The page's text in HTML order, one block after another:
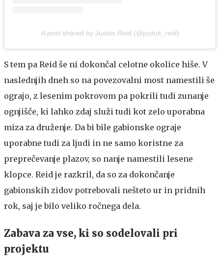
A post shared by Justus Reid (@justus_reid)
S tem pa Reid še ni dokončal celotne okolice hiše. V
naslednjih dneh so na povezovalni most namestili še
ograjo, z lesenim pokrovom pa pokrili tudi zunanje
ognjišče, ki lahko zdaj služi tudi kot zelo uporabna
miza za druženje. Da bi bile gabionske ograje
uporabne tudi za ljudi in ne samo koristne za
preprečevanje plazov, so nanje namestili lesene
klopce. Reid je razkril, da so za dokončanje
gabionskih zidov potrebovali nešteto ur in pridnih
rok, saj je bilo veliko ročnega dela.
Zabava za vse, ki so sodelovali pri
projektu